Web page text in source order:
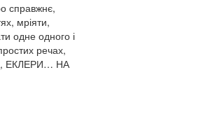
справжнє,
мріяти,
одне одного і
речах,
ЕКЛЕРИ… НА